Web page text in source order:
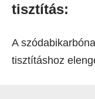
tisztítás:
A
tisztításhoz